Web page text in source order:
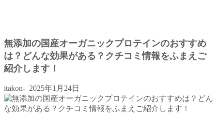
無添加の国産オーガニックプロテインのおすすめ
は？どんな効果がある？クチコミ情報をふまえご
紹介します！
itakon- 2025年1月24日